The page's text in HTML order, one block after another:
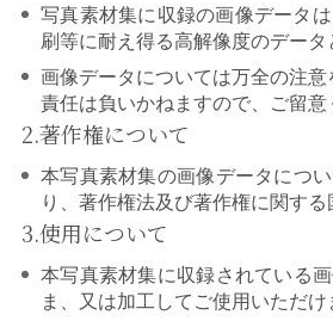
写真素材集に収録の画像データ
刷等に耐え得る高解像度のデータ
画像データについては万全の注
責任は負いかねますので、ご留意
2.著作権について
本写真素材集の画像データにつ
り、著作権法及び著作権に関す
3.使用について
本写真素材集に収録されている
ま、又は加工してご使用いただけ